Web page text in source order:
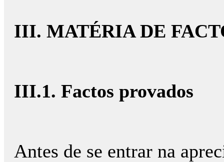
III. MATÉRIA DE
III.1. Factos provados
Antes de se entrar na